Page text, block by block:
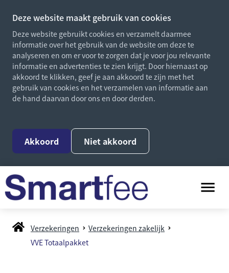
Deze website maakt gebruik van cookies
Deze website gebruikt cookies en verzamelt daarmee
informatie over het gebruik van de website om deze te
analyseren en om er voor te zorgen dat je voor jou relevante
informatie en advertenties te zien krijgt. Door hiernaast op
akkoord te klikken, geef je aan akkoord te zijn met het
gebruik van cookies en het verzamelen van informatie aan
de hand daarvan door ons en door derden.
Akkoord Niet akkoord
Verzekeringen
Verzekeringen zakelijk
VVE Totaalpakket